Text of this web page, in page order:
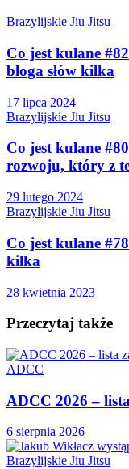
Brazylijskie Jiu Jitsu
Co jest kulane
bloga słów kilka
17 lipca 2024
Brazylijskie Jiu Jitsu
Co jest kulane
rozwoju, który z
29 lutego 2024
Brazylijskie Jiu Jitsu
Co jest kulane
kilka
28 kwietnia 2023
Przeczytaj także
ADCC
ADCC 2026 –
6 sierpnia 2026
Brazylijskie Jiu Jitsu